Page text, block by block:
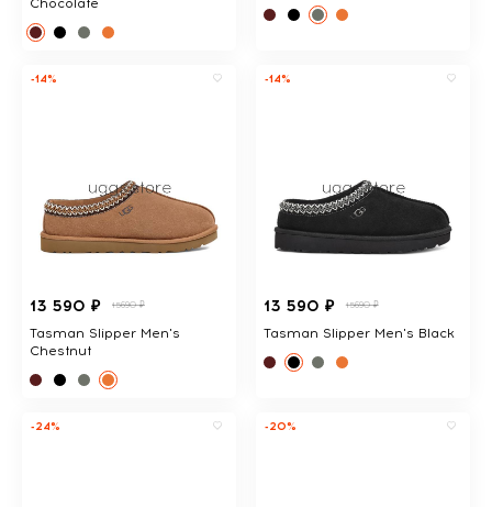
Chocolate
-14%
13 590 ₽ 15690 ₽
Tasman Slipper Men's
Chestnut
-14%
13 590 ₽ 15690 ₽
Tasman Slipper Men's Black
-24% -20%